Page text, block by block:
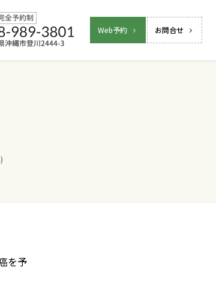
Web予約 お問合せ
を予